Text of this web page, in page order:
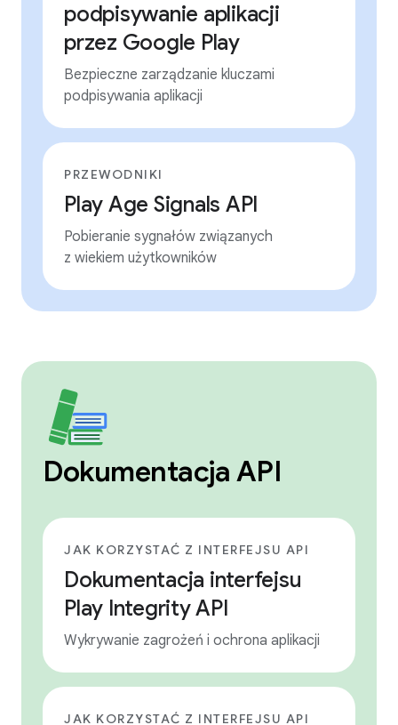
podpisywanie aplikacji
przez Google Play
Bezpieczne zarządzanie kluczami
podpisywania aplikacji
PRZEWODNIKI
Play Age Signals API
Pobieranie sygnałów związanych
z wiekiem użytkowników
Dokumentacja API
JAK KORZYSTAĆ Z INTERFEJSU API
Dokumentacja interfejsu
Play Integrity API
Wykrywanie zagrożeń i ochrona aplikacji
JAK KORZYSTAĆ Z INTERFEJSU API